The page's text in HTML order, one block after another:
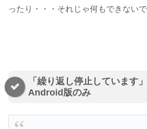
ったり・・・それじゃ何もできないで
「繰り返し停止しています
Android版のみ